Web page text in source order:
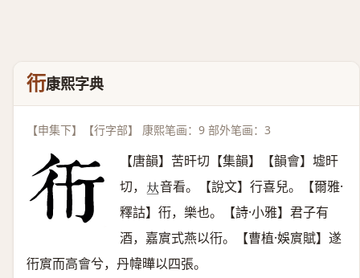
衎康熙字典
【申集下】【行字部】 康熙笔画：9 部外笔画：3
【唐韻】苦旰切【集韻】【韻會】墟旰
切， 𠀤音看。【說文】行喜兒。【爾雅·
釋詁】衎，樂也。【詩·小雅】君子有
酒，嘉賔式燕以衎。【曹植·娛賔賦】遂
衎賔而高會兮，丹幃曄以四張。